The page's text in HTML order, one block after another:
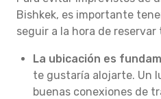
Bishkek, es importante
seguir a la hora de reservar
La ubicación es
te gustaría alojarte. Un
buenas conexiones de